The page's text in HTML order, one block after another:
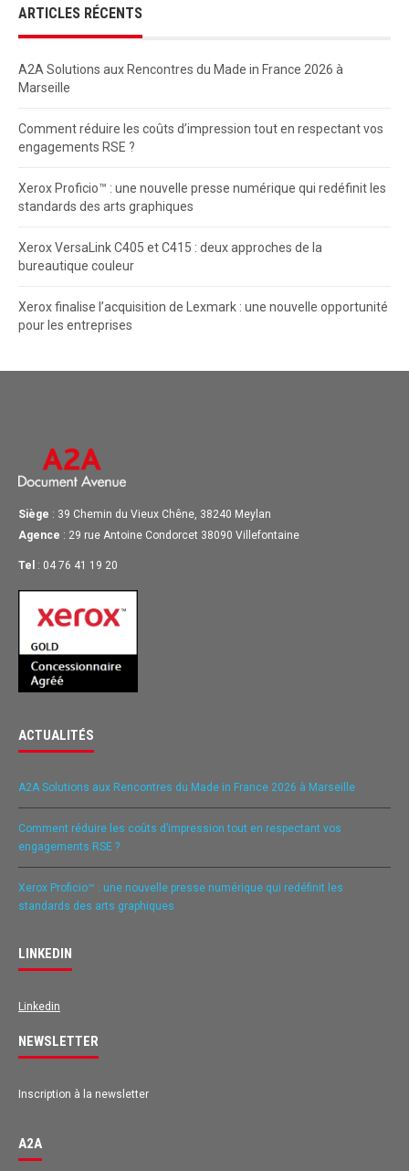
ARTICLES RÉCENTS
A2A Solutions aux Rencontres du Made in France 2026 à
Marseille
Comment réduire les coûts d’impression tout en respectant vos
engagements RSE ?
Xerox Proficio™ : une nouvelle presse numérique qui redéfinit les
standards des arts graphiques
Xerox VersaLink C405 et C415 : deux approches de la
bureautique couleur
Xerox finalise l’acquisition de Lexmark : une nouvelle opportunité
pour les entreprises
Siège : 39 Chemin du Vieux Chêne, 38240 Meylan
Agence : 29 rue Antoine Condorcet 38090 Villefontaine
Tel : 04 76 41 19 20
ACTUALITÉS
A2A Solutions aux Rencontres du Made in France 2026 à Marseille
Comment réduire les coûts d’impression tout en respectant vos
engagements RSE ?
Xerox Proficio™ : une nouvelle presse numérique qui redéfinit les
standards des arts graphiques
LINKEDIN
Linkedin
NEWSLETTER
Inscription à la newsletter
A2A